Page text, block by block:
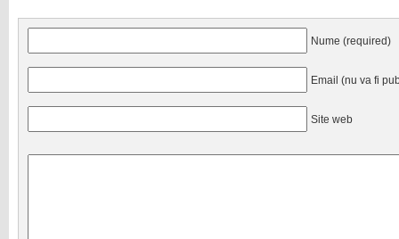
Nume (required)
Email (nu va fi
Site web